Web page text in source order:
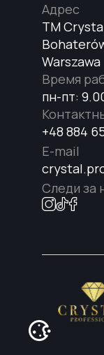
TM
Warszawa
Адрес
пн-пт:
Время
+48 884
E-mail
Следи за